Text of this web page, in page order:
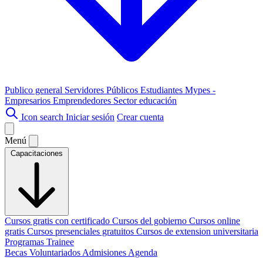
Publico general Servidores Públicos Estudiantes Mypes -
Empresarios Emprendedores Sector educación
Icon search Iniciar sesión Crear cuenta
Menú
Capacitaciones
Cursos gratis con certificado Cursos del gobierno Cursos online
gratis Cursos presenciales gratuitos Cursos de extension universitaria
Programas Trainee
Becas Voluntariados Admisiones Agenda